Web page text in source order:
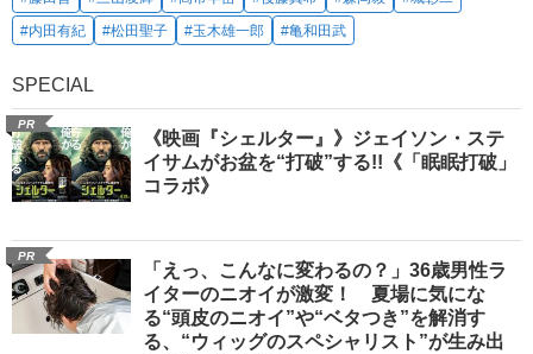
#内田有紀
#松田聖子 #玉木雄一郎 #亀和田武
SPECIAL
PR
《映画『シェルター』》ジェイソン・ステ
イサムがお盆を“打破”する!!《「眠眠打破」
コラボ》
PR
「えっ、こんなに変わるの？」36歳男性ラ
イターのニオイが激変！ 夏場に気にな
る“頭皮のニオイ”や“ベタつき”を解消す
る、“ウィッグのスペシャリスト”が生み出